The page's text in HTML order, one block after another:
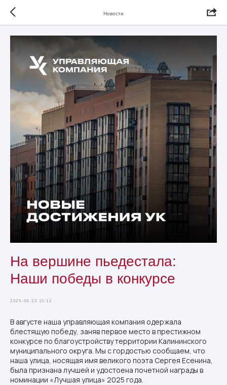
Новости
На вершине пьедестала:
Наши победы в конкурсе
2025-09-23 10:12
В августе наша управляющая компания одержала
блестящую победу, заняв первое место в престижном
конкурсе по благоустройству территории Калининского
муниципального округа. Мы с гордостью сообщаем, что
наша улица, носящая имя великого поэта Сергея Есенина,
была признана лучшей и удостоена почетной награды в
номинации «Лучшая улица» 2025 года.